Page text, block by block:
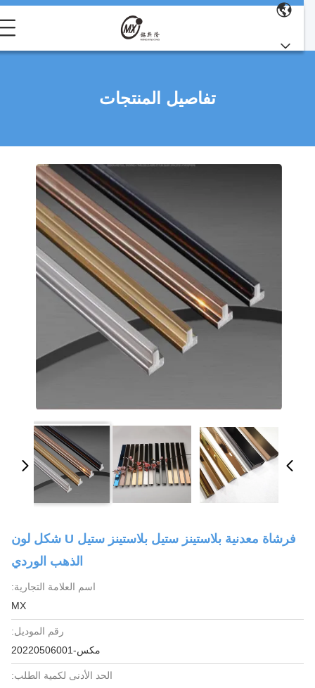
تفاصيل المنتجات
فرشاة معدنية بلاستينز ستيل بلاستينز ستيل U شكل لون
الذهب الوردي
اسم العلامة التجارية:
MX
رقم الموديل:
مكس-20220506001
الحد الأدنى لكمية الطلب: